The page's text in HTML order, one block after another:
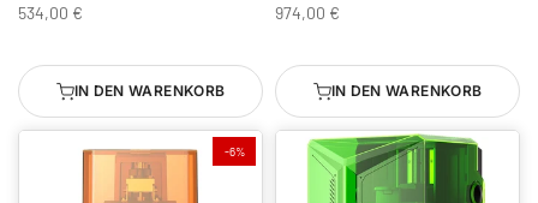
534,00 €
IN DEN WARENKORB
974,00 €
IN DEN WARENKORB
-6%